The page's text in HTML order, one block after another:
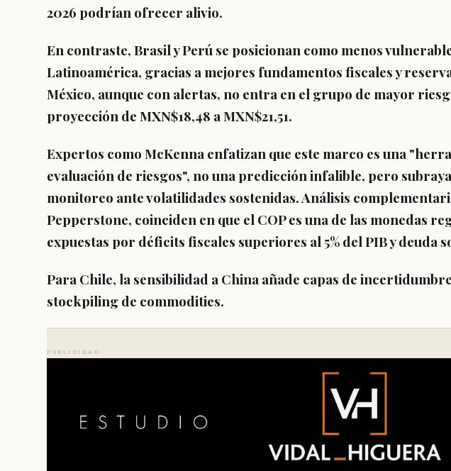
2026 podrían ofrecer alivio.
En contraste, Brasil y Perú se posicionan como menos
Latinoamérica, gracias a mejores fundamentos fiscales y
México, aunque con alertas, no entra en el grupo de mayor
proyección de MXN$18,48 a MXN$21,51.
Expertos como McKenna enfatizan que este marco es una
evaluación de riesgos", no una predicción infalible, pero
monitoreo ante volatilidades sostenidas. Análisis
Pepperstone, coinciden en que el COP es una de las monedas
expuestas por déficits fiscales superiores al 5% del PIB y deuda
Para Chile, la sensibilidad a China añade capas de
stockpiling de commodities.
PUBLICIDAD